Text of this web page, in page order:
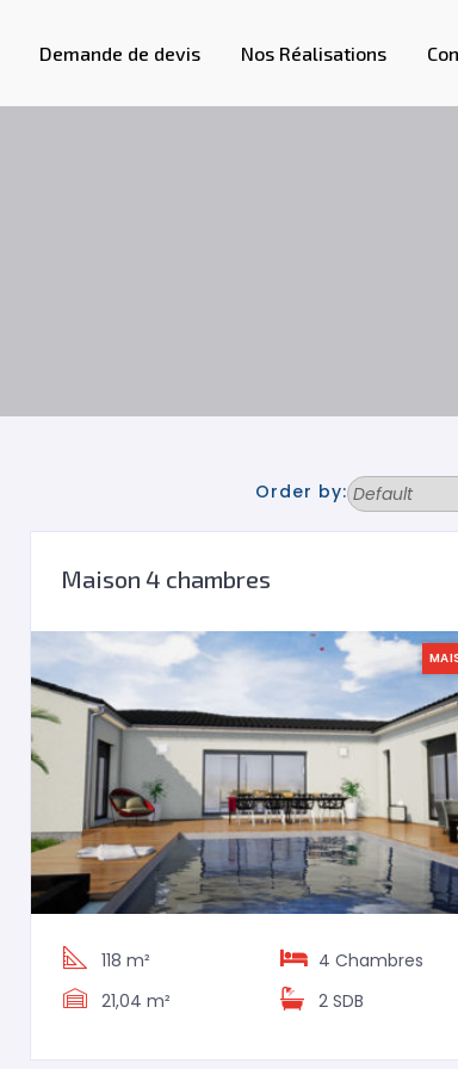
Demande de devis Nos Réalisations
Order by:
Maison 4 chambres
118 m² 4 Chambres
21,04 m²
2 SDB